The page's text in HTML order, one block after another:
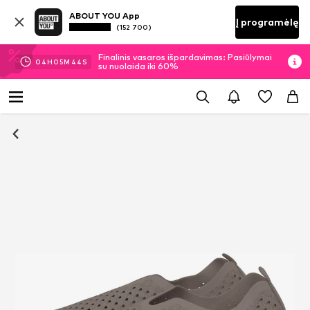
ABOUT YOU App
(152 700) Į programėlę
04H 05M 44 S
Finalinis vasaros išpardavimas: Pasiūlymai
su nuolaida iki 60%